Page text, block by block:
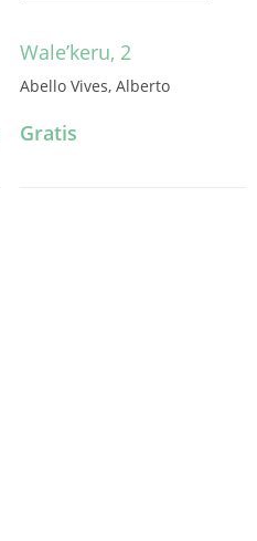
Wale’keru, 2
Abello Vives, Alberto
Gratis